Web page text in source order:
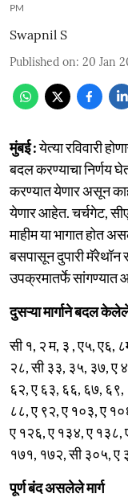
PM
Swapnil S
Published on: 20 Jan
मुंबई :येत्या रविवारी
बदल करण्याचा निर्णय
करण्यात येणार असून
येणार आहेत. चर्चगेट,
माहीम या भागात होत
बसपासून दुपारी
उपक्रमातर्फे
दुसऱ्या मार्गाने बदल
सी १, २ म, ३ , ए५, ए६,
२८, सी ३३, ३५, ३७, ए
६२, ए ६३, ६६, ६७, ६९,
८८, ए ९२, ए १०३, ए
ए १२६, ए १३४, ए
१७१, १७२, सी ३०५, ए
पूर्ण बंद असलेले मार्ग